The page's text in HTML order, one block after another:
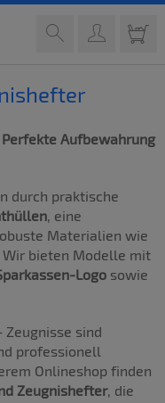
Aufbewahrung
durch praktische
, eine
Materialien wie
Wir bieten Modelle mit
Logosowie
Zeugnisse sind
professionell
Onlineshop finden
Zeugnishefter, die